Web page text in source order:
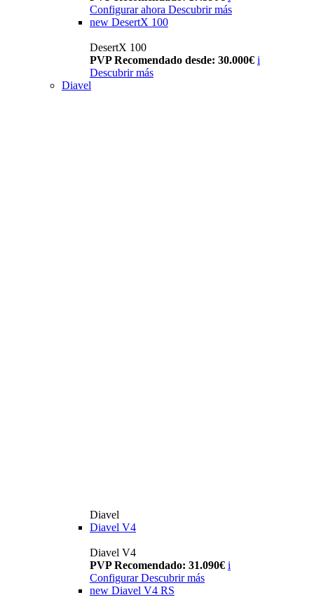
Configurar ahora Descubrir más
new DesertX 100
DesertX 100
PVP Recomendado desde: 30.000€ i
Descubrir más
Diavel
Diavel
Diavel V4
Diavel V4
PVP Recomendado: 31.090€ i
Configurar Descubrir más
new Diavel V4 RS